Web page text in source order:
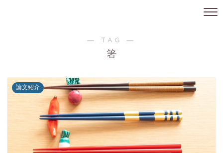
― TAG ―
箸
論文紹介